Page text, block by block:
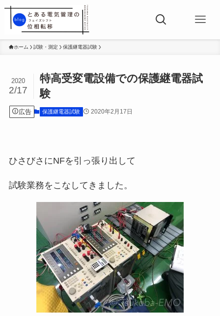
ホーム 試験・測定 保護継電器試験
特高受変電設備での保護継電器試
験
2020
2/17
広告 保護継電器試験 2020年2月17日
ひさびさにNFを引っ張り出して
試験業務をこなしてきました。